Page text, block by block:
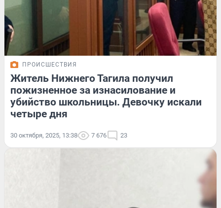
ПРОИСШЕСТВИЯ
Житель Нижнего Тагила получил
пожизненное за изнасилование и
убийство школьницы. Девочку искали
четыре дня
30 октября, 2025, 13:38 7 676 23